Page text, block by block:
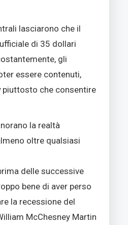
lasciarono che il
di 35 dollari
gli
essere contenuti,
piuttosto che consentire
la realtà
oltre qualsiasi
delle successive
bene di aver perso
la recessione del
McChesney Martin